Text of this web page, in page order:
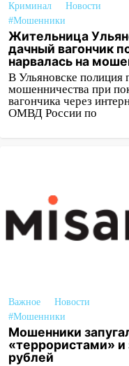
Криминал
Новости
#Мошенники
Жительница
дачный вагончик
нарвалась на
В Ульяновске полиция
мошенничества при
вагончика через
ОМВД России по
Важное
Новости
#Мошенники
Мошенники
«террористами» и
рублей